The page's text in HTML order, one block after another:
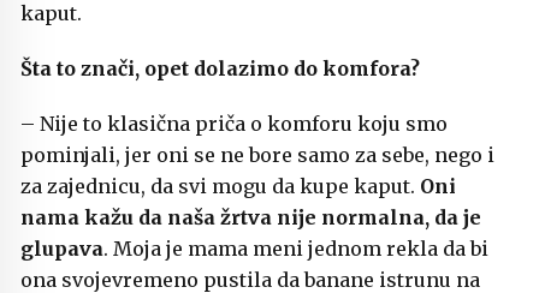
kaput.
Šta to znači, opet dolazimo do komfora?
– Nije to klasična priča o komforu koju smo
pominjali, jer oni se ne bore samo za sebe, nego i
za zajednicu, da svi mogu da kupe kaput. Oni
nama kažu da naša žrtva nije normalna, da je
glupava. Moja je mama meni jednom rekla da bi
ona svojevremeno pustila da banane istrunu na